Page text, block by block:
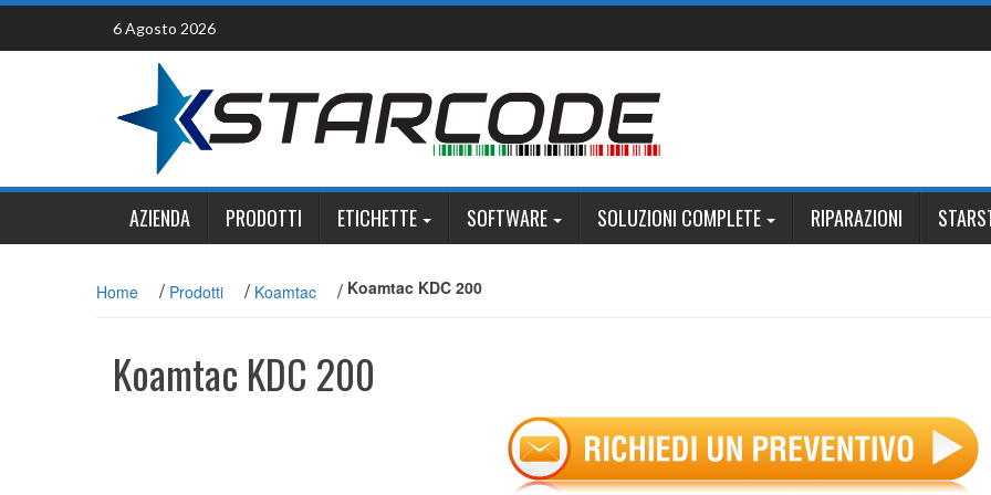
Skip
content
6 Agosto 2026
AZIENDA PRODOTTI ETICHETTE SOFTWARE SOLUZIONI COMPLETE RIPARAZIONI
Home / Prodotti / Koamtac / Koamtac KDC 200
Koamtac KDC 200